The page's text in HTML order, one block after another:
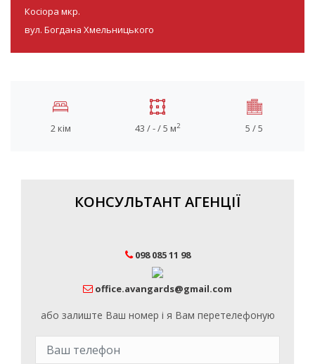
Косіора мкр.
вул. Богдана Хмельницького
2 кім 43 / - / 5 м2 5 / 5
КОНСУЛЬТАНТ АГЕНЦІЇ
098 085 11 98
office.avangards@gmail.com
або залиште Ваш номер і я Вам перетелефоную